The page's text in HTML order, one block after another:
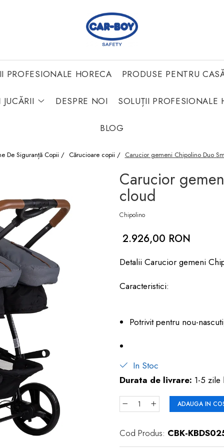
PROFESIONALE HORECA PRODUSE PENTRU
JUCĂRII DESPRE NOI SOLUȚII PROFESIONALE
BLOG
De Siguranță Copii / Cărucioare copii / Carucior gemeni Chipolino Duo
Carucior
cloud
Chipolino
2.926,00 RON
Detalii Carucior gemeni
Caracteristici:
Potrivit pentru nou-
In Stoc
Durata de livrare: 1-5 zile
ADAUGA IN
Cod Produs: CBK-